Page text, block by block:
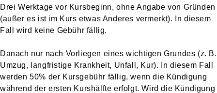
Drei Werktage vor Kursbeginn, ohne Angabe von Gründen
(außer es ist im Kurs etwas Anderes vermerkt). In diesem
Fall wird keine Gebühr fällig.
Danach nur nach Vorliegen eines wichtigen Grundes (z. B.
Umzug, langfristige Krankheit, Unfall, Kur). In diesem Fall
werden 50% der Kursgebühr fällig, wenn die Kündigung
während der ersten Kurshälfte erfolgt. Wird die Kündigung